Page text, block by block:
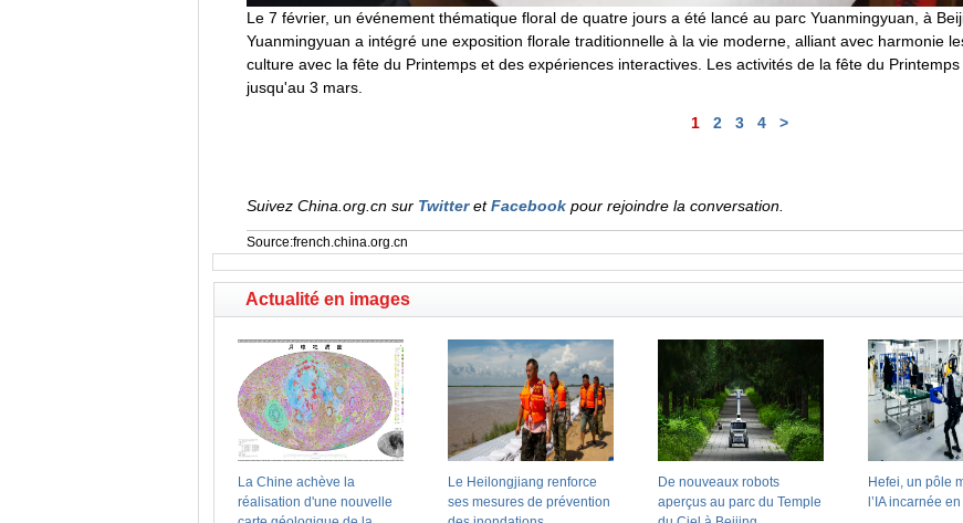
Le 7 février, un événement thématique floral de quatre jours a été lancé au parc Yuanmingyuan, à
Yuanmingyuan a intégré une exposition florale traditionnelle à la vie moderne, alliant avec harmonie
culture avec la fête du Printemps et des expériences interactives. Les activités de la fête du
jusqu'au 3 mars.
1
2 3 4 >
Suivez China.org.cn sur TwitteretFacebookpour rejoindre la conversation.
Source:french.china.org.cn